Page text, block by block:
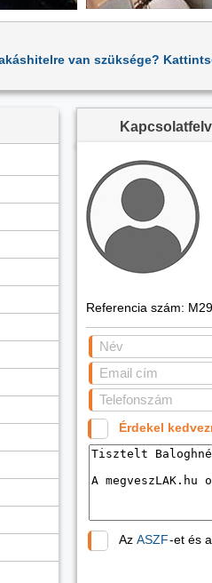
van szüksége?
Referencia szám:
Érdekel
Az ASZF-et és